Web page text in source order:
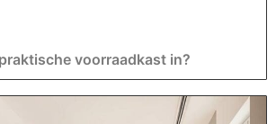
voorraadkast in?